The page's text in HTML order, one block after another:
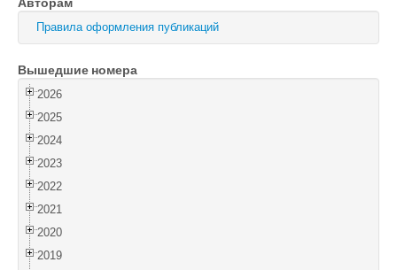
Оптика и спектроскопия
Поиск
Войти
Правила оформления публикаций
Вышедшие номера
2026
2025
2024
2023
2022
2021
2020
2019